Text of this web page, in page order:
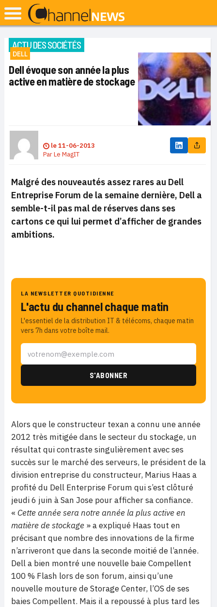
ACTU DES SOCIÉTÉS
DELL
Dell évoque son année la plus
active en matière de stockage
le11-06-2013
ParLe MagIT
Malgré des nouveautés assez rares au Dell
Entreprise Forum de la semaine dernière, Dell a
semble-t-il pas mal de réserves dans ses
cartons ce qui lui permet d’afficher de grandes
ambitions.
LA NEWSLETTER QUOTIDIENNE
L'actu du channel chaque matin
L'essentiel de la distribution IT & télécoms, chaque matin
vers 7h dans votre boîte mail.
Alors que le constructeur texan a connu une année
2012 très mitigée dans le secteur du stockage, un
résultat qui contraste singulièrement avec ses
succès sur le marché des serveurs, le président de la
division entreprise du constructeur, Marius Haas a
profité du Dell Enterprise Forum qui s’est clôturé
jeudi 6 juin à San Jose pour afficher sa confiance.
« Cette année sera notre année la plus active en
matière de stockage » a expliqué Haas tout en
précisant que nombre des innovations de la firme
n’arriveront que dans la seconde moitié de l’année.
Dell a bien montré une nouvelle baie Compellent
100 % Flash lors de son forum, ainsi qu’une
nouvelle mouture de Storage Center, l’OS de ses
baies Compellent. Mais il a repoussé à plus tard les